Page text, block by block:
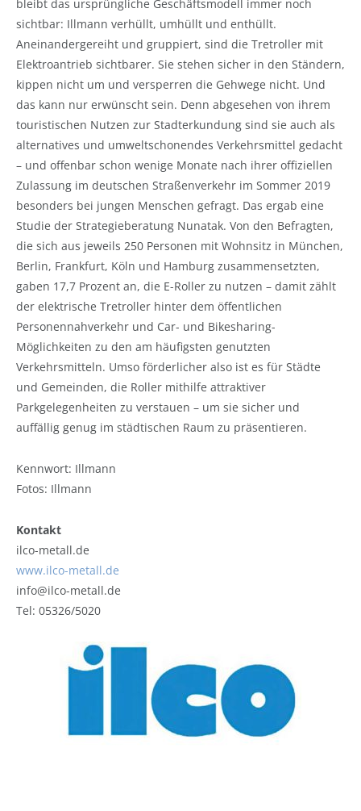
bleibt das ursprüngliche Geschäftsmodell immer noch
sichtbar: Illmann verhüllt, umhüllt und enthüllt.
Aneinandergereiht und gruppiert, sind die Tretroller mit
Elektroantrieb sichtbarer. Sie stehen sicher in den Ständern,
kippen nicht um und versperren die Gehwege nicht. Und
das kann nur erwünscht sein. Denn abgesehen von ihrem
touristischen Nutzen zur Stadterkundung sind sie auch als
alternatives und umweltschonendes Verkehrsmittel gedacht
– und offenbar schon wenige Monate nach ihrer offiziellen
Zulassung im deutschen Straßenverkehr im Sommer 2019
besonders bei jungen Menschen gefragt. Das ergab eine
Studie der Strategieberatung Nunatak. Von den Befragten,
die sich aus jeweils 250 Personen mit Wohnsitz in München,
Berlin, Frankfurt, Köln und Hamburg zusammensetzten,
gaben 17,7 Prozent an, die E-Roller zu nutzen – damit zählt
der elektrische Tretroller hinter dem öffentlichen
Personennahverkehr und Car- und Bikesharing-
Möglichkeiten zu den am häufigsten genutzten
Verkehrsmitteln. Umso förderlicher also ist es für Städte
und Gemeinden, die Roller mithilfe attraktiver
Parkgelegenheiten zu verstauen – um sie sicher und
auffällig genug im städtischen Raum zu präsentieren.
Kennwort: Illmann
Fotos: Illmann
Kontakt
ilco-metall.de
www.ilco-metall.de
info@ilco-metall.de
Tel: 05326/5020